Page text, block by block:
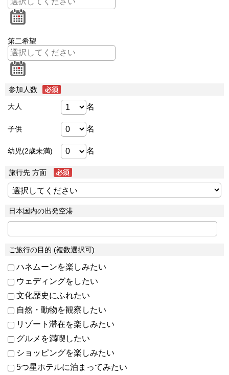
第二希望
参加人数
大人 名
子供 名
幼児(2歳未満) 名
旅行先 方面
日本国内の出発空港
ご旅行の目的 (複数選択可)
ハネムーンを楽しみたい
ウェディングをしたい
文化歴史にふれたい
自然・動物を観察したい
リゾート滞在を楽しみたい
グルメを満喫したい
ショッピングを楽しみたい
5つ星ホテルに泊まってみたい